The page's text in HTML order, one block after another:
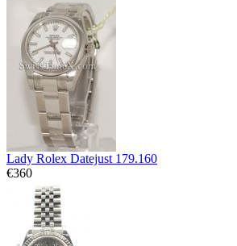
Lady Rolex Datejust 179.160
€360